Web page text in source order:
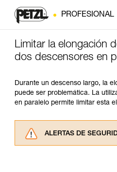
PROFESIONAL
Limitar la elongación
dos descensores en
Durante un descenso largo, la
puede ser problemática. La
en paralelo permite limitar esta
ALERTAS DE